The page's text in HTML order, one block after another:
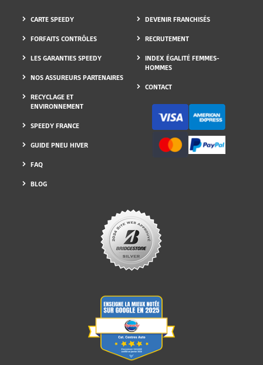
CARTE SPEEDY
FORFAITS CONTRÔLES
LES GARANTIES SPEEDY
NOS ASSUREURS PARTENAIRES
RECYCLAGE ET
ENVIRONNEMENT
SPEEDY FRANCE
GUIDE PNEU HIVER
FAQ
BLOG
DEVENIR FRANCHISÉS
RECRUTEMENT
INDEX ÉGALITÉ FEMMES-
HOMMES
CONTACT